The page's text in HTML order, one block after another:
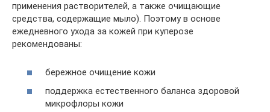
применения растворителей, а также очищающие
средства, содержащие мыло). Поэтому в основе
ежедневного ухода за кожей при куперозе
рекомендованы:
бережное очищение кожи
поддержка естественного баланса здоровой
микрофлоры кожи